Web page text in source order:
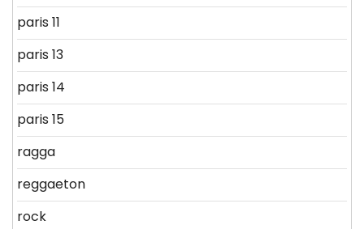
paris 11
paris 13
paris 14
paris 15
ragga
reggaeton
rock